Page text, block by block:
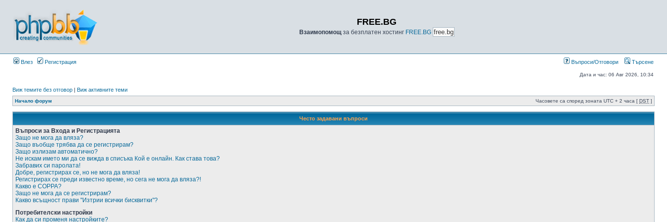
FREE.BG
Взаимопомощза безплатен хостинг FREE.BG
Влез Регистрация Въпроси/Отговори Търсене
Дата и час: 06 Авг 2026, 10:34
Виж темите без отговор | Виж активните теми
Начало форум Часовете са според зоната UTC + 2 часа [ DST ]
Често задавани въпроси
Въпроси за Входа и Регистрацията
Защо не мога да вляза?
Защо въобще трябва да се регистрирам?
Защо излизам автоматично?
Не искам името ми да се вижда в списъка Кой е онлайн. Как става това?
Забравих си паролата!
Добре, регистрирах се, но не мога да вляза!
Регистрирах се преди известно време, но сега не мога да вляза?!
Какво е COPPA?
Защо не мога да се регистрирам?
Какво всъщност прави "Изтрии всички бисквитки"?
Потребителски настройки
Как да си променя настройките?